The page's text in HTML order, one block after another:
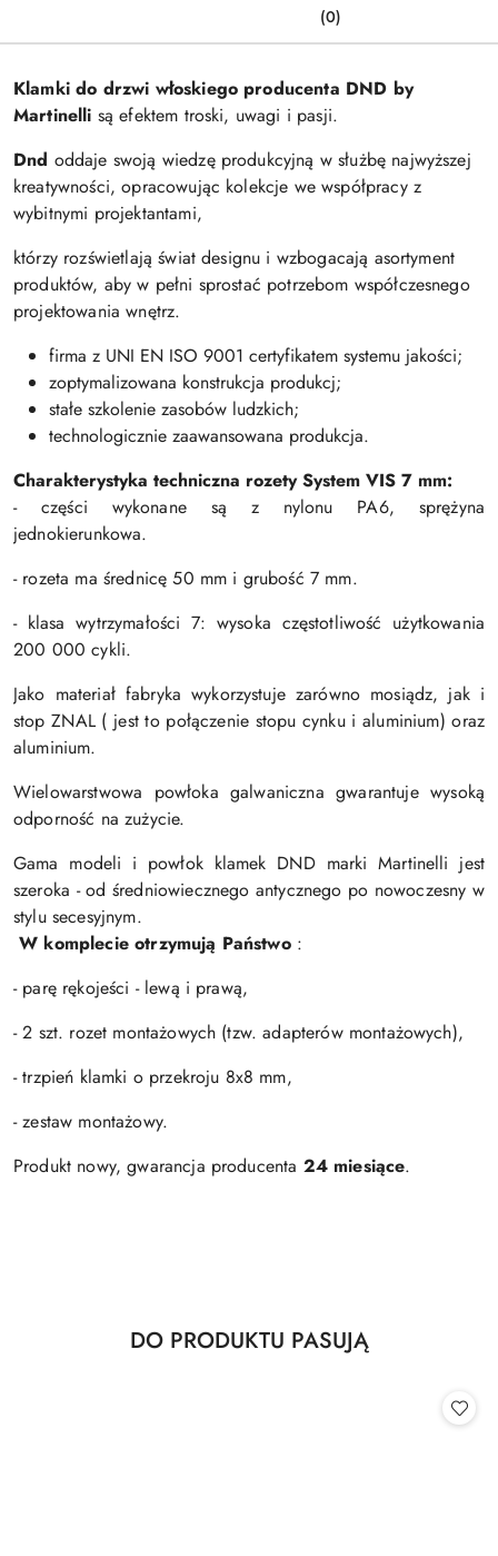
(0)
Klamki do drzwi włoskiego producenta DND by
Martinelli są efektem troski, uwagi i pasji.
Dnd oddaje swoją wiedzę produkcyjną w służbę najwyższej
kreatywności, opracowując kolekcje we współpracy z
wybitnymi projektantami,
którzy rozświetlają świat designu i wzbogacają asortyment
produktów, aby w pełni sprostać potrzebom współczesnego
projektowania wnętrz.
firma z UNI EN ISO 9001 certyfikatem systemu jakości;
zoptymalizowana konstrukcja produkcj;
stałe szkolenie zasobów ludzkich;
technologicznie zaawansowana produkcja.
Charakterystyka techniczna rozety System VIS 7 mm:
- części wykonane są z nylonu PA6, sprężyna
jednokierunkowa.
- rozeta ma średnicę 50 mm i grubość 7 mm.
- klasa wytrzymałości 7: wysoka częstotliwość użytkowania
200 000 cykli.
Jako materiał fabryka wykorzystuje zarówno mosiądz, jak i
stop ZNAL ( jest to połączenie stopu cynku i aluminium) oraz
aluminium.
Wielowarstwowa powłoka galwaniczna gwarantuje wysoką
odporność na zużycie.
Gama modeli i powłok klamek DND marki Martinelli jest
szeroka - od średniowiecznego antycznego po nowoczesny w
stylu secesyjnym.
W komplecie otrzymują Państwo:
- parę rękojeści - lewą i prawą,
- 2 szt. rozet montażowych (tzw. adapterów montażowych),
- trzpień klamki o przekroju 8x8 mm,
- zestaw montażowy.
Produkt nowy, gwarancja producenta 24 miesiące.
Pomiń karuzelę produktów
Produkty
DO PRODUKTU PASUJĄ